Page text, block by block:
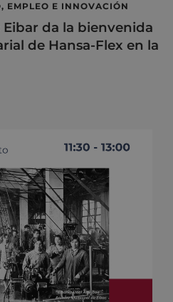
EMPLEO E INNOVACIÓN
da la bienvenida
de Hansa-Flex en la